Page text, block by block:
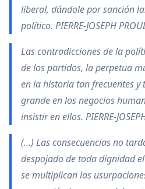
liberal, dándole por sanción
político. PIERRE-JOSEPH
Las contradicciones de la
de los partidos, la perpetua
en la historia tan frecuentes
grande en los negocios
insistir en ellos. PIERRE-
(…) Las consecuencias no
despojado de toda dignidad
se multiplican las